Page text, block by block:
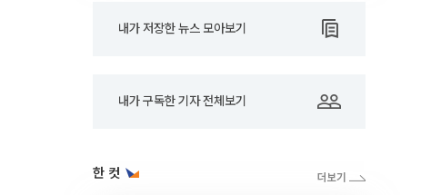
내가 저장한 뉴스 모아보기
내가 구독한 기자 전체보기
한 컷